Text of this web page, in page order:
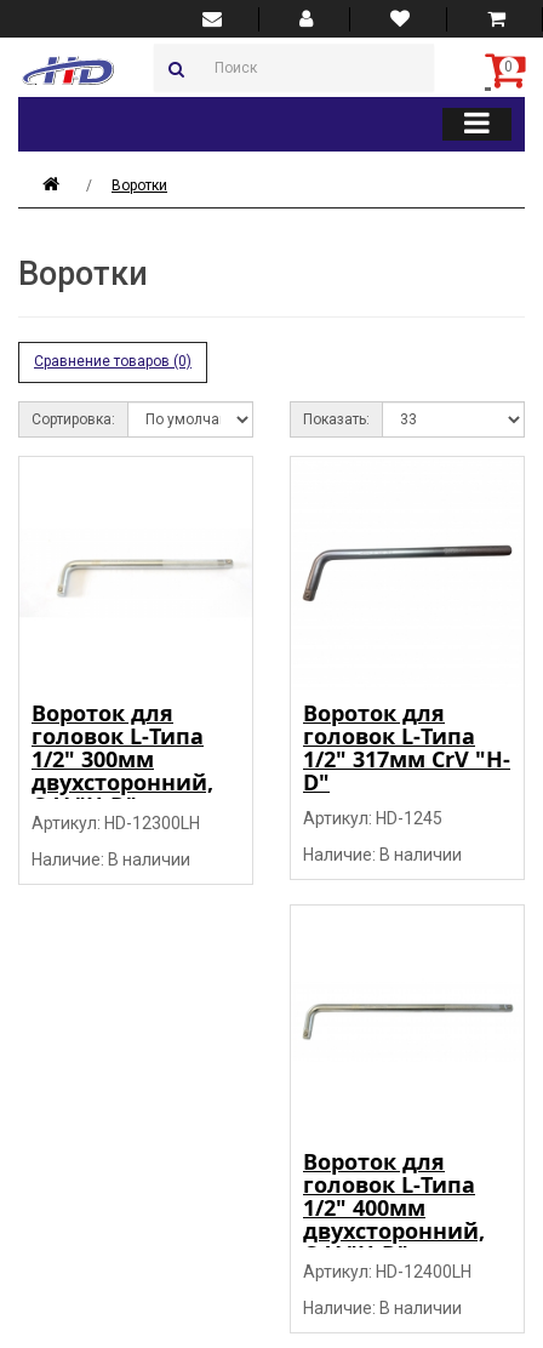
0
Воротки
Воротки
Сравнение товаров (0)
Сортировка: Показать:
Вороток для
головок L-Типа
1/2" 300мм
двухсторонний,
CrV "H-D"
Артикул: HD-12300LH
Наличие: В наличии
Вороток для
головок L-Типа
1/2" 317мм CrV "H-
D"
Артикул: HD-1245
Наличие: В наличии
Вороток для
головок L-Типа
1/2" 400мм
двухсторонний,
CrV "H-D"
Артикул: HD-12400LH
Наличие: В наличии